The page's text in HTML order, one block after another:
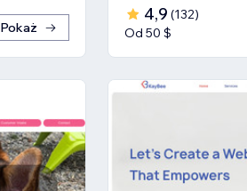
Pokaż
4,9 (132)
Od 50 $